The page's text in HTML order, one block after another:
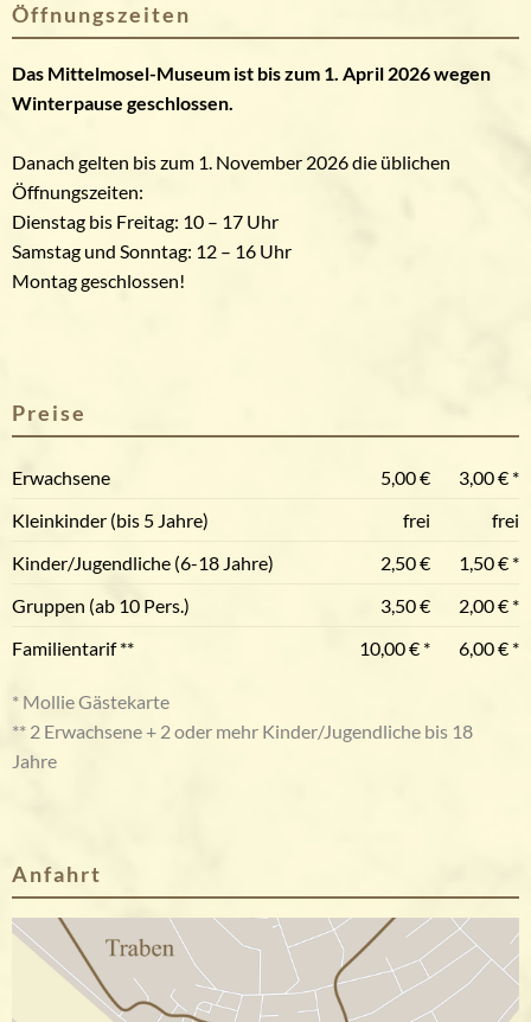
Öffnungszeiten
Das Mittelmosel-Museum ist bis zum 1. April 2026 wegen
Winterpause geschlossen.
Danach gelten bis zum 1. November 2026 die üblichen
Öffnungszeiten:
Dienstag bis Freitag: 10 – 17 Uhr
Samstag und Sonntag: 12 – 16 Uhr
Montag geschlossen!
Preise
Erwachsene 5,00 €
3,00 € *
Kleinkinder (bis 5 Jahre)
frei
frei
Kinder/Jugendliche (6-18 Jahre)
2,50 €
1,50 € *
Gruppen (ab 10 Pers.)
3,50 €
2,00 € *
Familientarif **
10,00 € * 6,00 € *
* Mollie Gästekarte
** 2 Erwachsene + 2 oder mehr Kinder/Jugendliche bis 18
Jahre
Anfahrt